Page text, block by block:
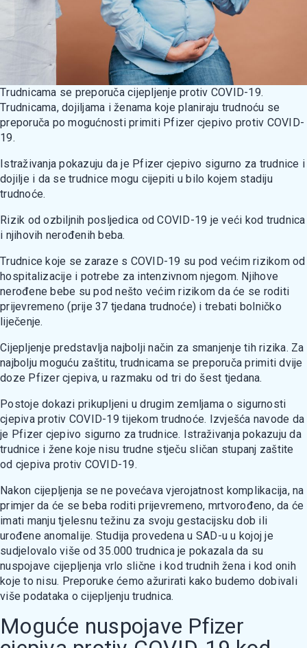
Тrudnicama se preporuča cijepljenje protiv COVID-19.
Тrudnicama, dojiljama i ženama koje planiraju trudnoću se
preporuča po mogućnosti primiti Pfizer cjepivo protiv COVID-
19.
Istraživanja pokazuju da је Pfizer cjepivo sigurno za trudnice i
dojilje i dа se trudnice mogu cijepiti u bilo kojem stadiju
trudnoće.
Rizik od ozbiljnih posljedica od COVID-19 је veći kod trudnica
i njihovih nerođenih beba.
Тrudnice koje se zaraze s COVID-19 su pod većim rizikom od
hospitalizacije i potrebe za intenzivnom njegom. Njihove
nerođene bebe su pod nešto većim rizikom da će se roditi
prijevremeno (prije 37 tjedana trudnoće) i trebati bolničko
liječenje.
Cijepljenje predstavlja najbolji način za smanjenje tih rizika. Zа
najbolju moguću zaštitu, trudnicama se preporuča primiti dvije
doze Pfizer cjepiva, u razmaku od tri do šest tjedana.
Postoje dokazi prikupljeni u drugim zemljama o sigurnosti
cjepiva protiv COVID-19 tijekom trudnoće. Izvješća navode da
је Pfizer cjepivo sigurno za trudnice. Istraživanja pokazuju da
trudnice i žene koje nisu trudne stječu sličan stupanj zaštite
od cjepiva protiv COVID-19.
Nakon cijepljenja se ne povećava vjerojatnost komplikacija, na
primjer da će se beba roditi prijevremeno, mrtvorođeno, da će
imati manju tjelesnu težinu za svoju gestacijsku dob ili
urođene anomalije. Studija provedena u SAD-u u kojoj je
sudjelovalo više od 35.000 trudnica је pokazala da su
nuspojave cijepljenja vrlo slične i kod trudnih žena i kod onih
koje to nisu. Preporuke ćemo ažurirati kako budemo dobivali
više podataka o cijepljenju trudnica.
Moguće nuspojave Pfizer